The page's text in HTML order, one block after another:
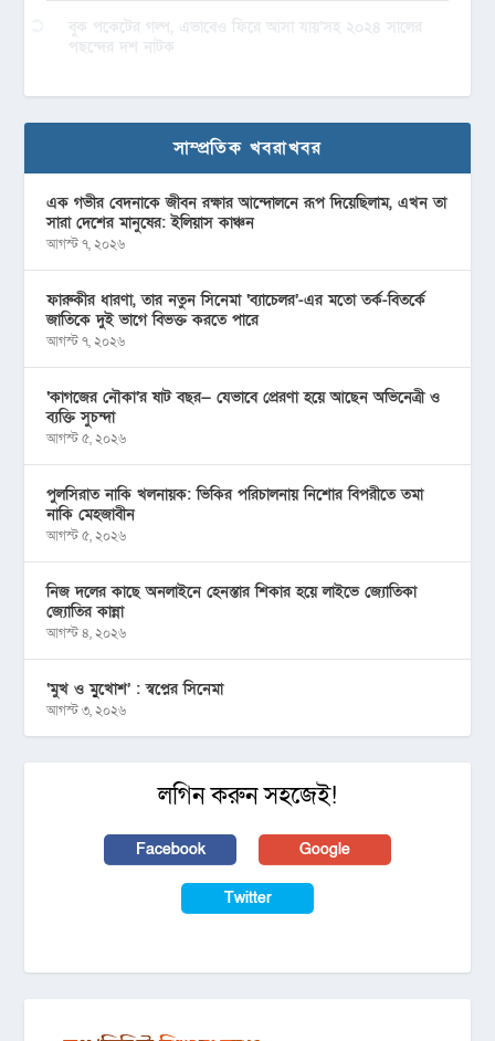
সাম্প্রতিক খবরাখবর
এক গভীর বেদনাকে জীবন রক্ষার আন্দোলনে রূপ দিয়েছিলাম, এখন তা
সারা দেশের মানুষের: ইলিয়াস কাঞ্চন
আগস্ট ৭, ২০২৬
ফারুকীর ধারণা, তার নতুন সিনেমা ‘ব্যাচেলর’-এর মতো তর্ক-বিতর্কে
জাতিকে দুই ভাগে বিভক্ত করতে পারে
আগস্ট ৭, ২০২৬
‘কাগজের নৌকা’র ষাট বছর— যেভাবে প্রেরণা হয়ে আছেন অভিনেত্রী ও
ব্যক্তি সুচন্দা
আগস্ট ৫, ২০২৬
পুলসিরাত নাকি খলনায়ক: ভিকির পরিচালনায় নিশোর বিপরীতে তমা
নাকি মেহজাবীন
আগস্ট ৫, ২০২৬
নিজ দলের কাছে অনলাইনে হেনস্তার শিকার হয়ে লাইভে জ্যোতিকা
জ্যোতির কান্না
আগস্ট ৪, ২০২৬
‘মুখ ও মু্খোশ’ : স্বপ্নের সিনেমা
আগস্ট ৩, ২০২৬
লগিন করুন সহজেই!
Facebook Google
Twitter